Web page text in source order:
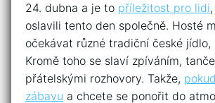
24. dubna a je to příležitost pro lidi,
oslavili tento den společně. Hosté
očekávat různé tradiční české jídlo,
Kromě toho se slaví zpíváním,
přátelskými rozhovory. Takže,
zábavu a chcete se ponořit do